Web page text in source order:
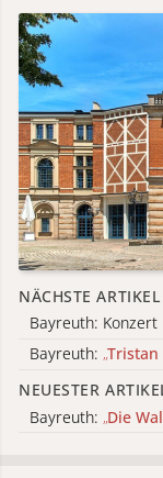
NÄCHSTE ARTIKEL
Bayreuth:
Bayreuth: „Tristan
NEUESTER
Bayreuth: „Die